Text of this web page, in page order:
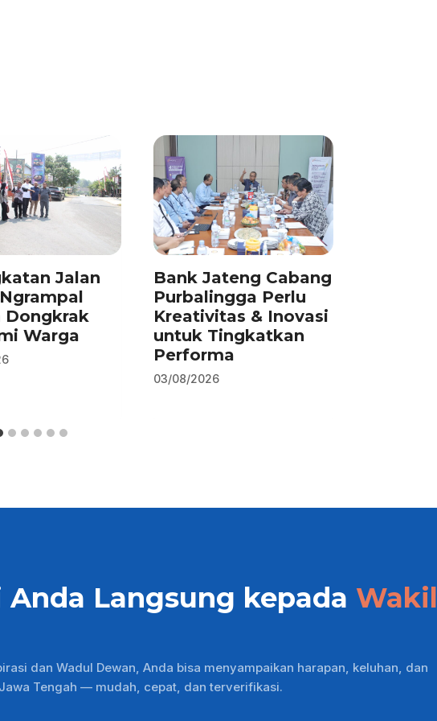
Jalan
Dongkrak
Warga
Bank Jateng Cabang
Purbalingga Perlu
Kreativitas & Inovasi
untuk Tingkatkan
Performa
03/08/2026
Langsung kepada Wakil
dan Wadul Dewan, Anda bisa menyampaikan harapan, keluhan, dan
Tengah — mudah, cepat, dan terverifikasi.